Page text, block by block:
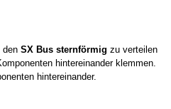
den SX Bus sternförmig zu verteilen
hintereinander klemmen.
hintereinander.